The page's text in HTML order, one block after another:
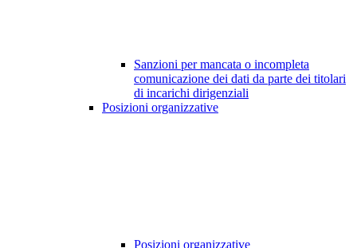
Sanzioni per mancata o incompleta
comunicazione dei dati da parte dei titolari
di incarichi dirigenziali
Posizioni organizzative
Posizioni organizzative